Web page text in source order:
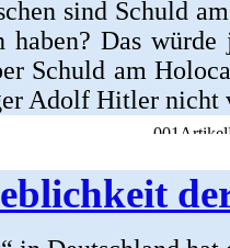
sind Schuld
haben? Das
Schuld am
Adolf Hitler nicht